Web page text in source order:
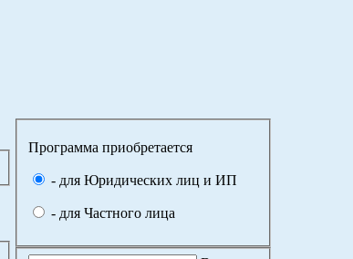
Программа приобретается
- для Юридических лиц и ИП
- для Частного лица